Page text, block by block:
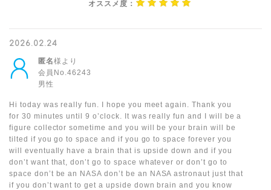
オススメ度：
2026.02.24
匿名様より
会員No.46243
男性
Hi today was really fun. I hope you meet again. Thank you
for 30 minutes until 9 o’clock. It was really fun and I will be a
figure collector sometime and you will be your brain will be
tilted if you go to space and if you go to space forever you
will eventually have a brain that is upside down and if you
don’t want that, don’t go to space whatever or don’t go to
space don’t be an NASA don’t be an NASA astronaut just that
if you don’t want to get a upside down brain and you know